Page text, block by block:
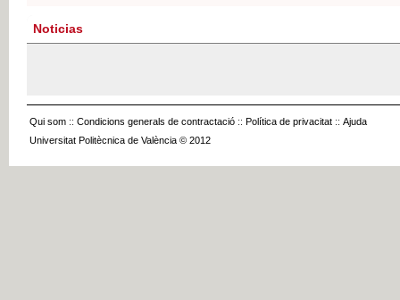
Noticias
Qui som :: Condicions generals de contractació :: Política de privacitat :: Ajuda
Universitat Politècnica de València © 2012